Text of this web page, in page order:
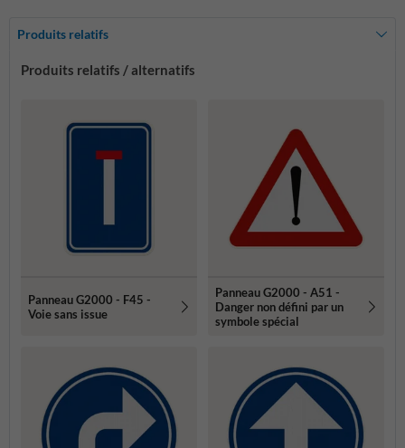
Produits relatifs
Produits relatifs / alternatifs
Panneau G2000 - F45 -
Voie sans issue
Panneau G2000 - A51 -
Danger non défini par un
symbole spécial